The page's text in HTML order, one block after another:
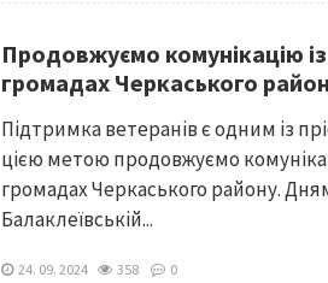
Продовжуємо комунікацію
громадах Черкаського
Підтримка ветеранів є одним із
цією метою продовжуємо
громадах Черкаського району.
Балаклеївській...
24. 09. 2024 358 0